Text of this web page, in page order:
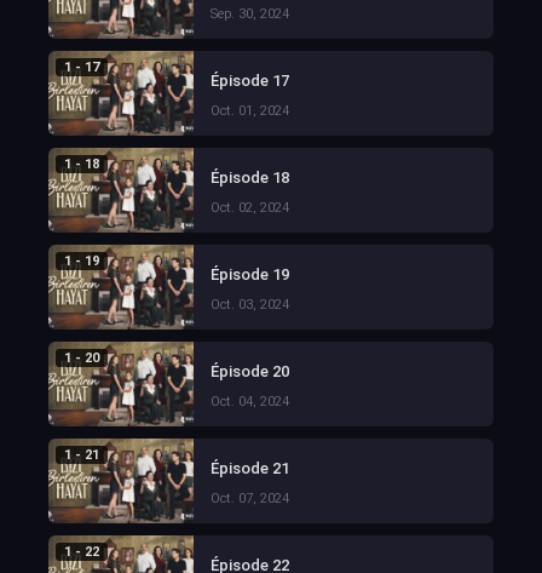
Sep. 30, 2024
1 - 17
Épisode 17
Oct. 01, 2024
1 - 18
Épisode 18
Oct. 02, 2024
1 - 19
Épisode 19
Oct. 03, 2024
1 - 20
Épisode 20
Oct. 04, 2024
1 - 21
Épisode 21
Oct. 07, 2024
1 - 22
Épisode 22